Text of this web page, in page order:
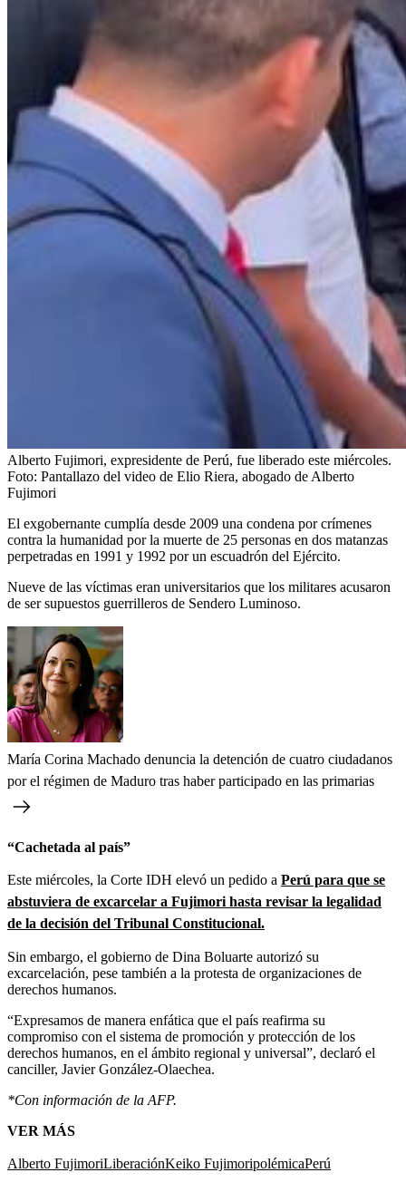
Alberto Fujimori, expresidente de Perú, fue liberado este miércoles.
Foto: Pantallazo del video de Elio Riera, abogado de Alberto
Fujimori
El exgobernante cumplía desde 2009 una condena por crímenes
contra la humanidad por la muerte de 25 personas en dos matanzas
perpetradas en 1991 y 1992 por un escuadrón del Ejército.
Nueve de las víctimas eran universitarios que los militares acusaron
de ser supuestos guerrilleros de Sendero Luminoso.
María Corina Machado denuncia la detención de cuatro ciudadanos
por el régimen de Maduro tras haber participado en las primarias
“Cachetada al país”
Este miércoles, la Corte IDH elevó un pedido a Perú para que se
abstuviera de excarcelar a Fujimori hasta revisar la legalidad
de la decisión del Tribunal Constitucional.
Sin embargo, el gobierno de Dina Boluarte autorizó su
excarcelación, pese también a la protesta de organizaciones de
derechos humanos.
“Expresamos de manera enfática que el país reafirma su
compromiso con el sistema de promoción y protección de los
derechos humanos, en el ámbito regional y universal”, declaró el
canciller, Javier González-Olaechea.
*Con información de la AFP.
VER MÁS
Alberto FujimoriLiberaciónKeiko FujimoripolémicaPerú